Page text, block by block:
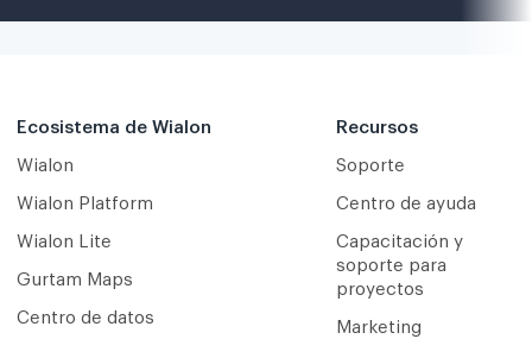
Ecosistema de Wialon
Wialon
Wialon Platform
Wialon Lite
Gurtam Maps
Centro de datos
Recursos
Soporte
Centro de ayuda
Capacitación y
soporte para
proyectos
Marketing